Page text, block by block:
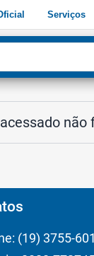
Serviços
não
(19) 3755-